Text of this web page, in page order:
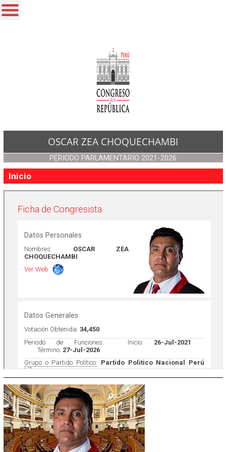
OSCAR ZEA CHOQUECHAMBI
PERIODO PARLAMENTARIO 2021-2026
Inicio